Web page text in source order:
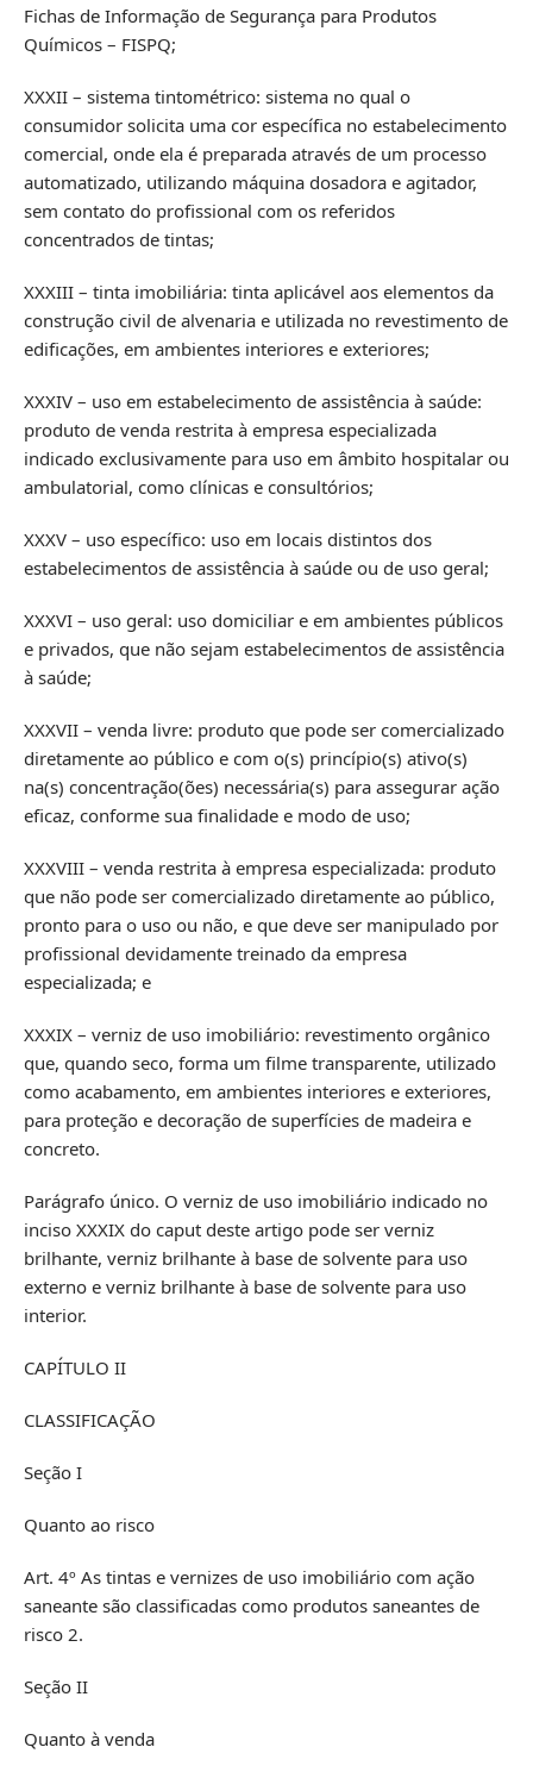
Fichas de Informação de Segurança para Produtos
Químicos – FISPQ;
XXXII – sistema tintométrico: sistema no qual o
consumidor solicita uma cor específica no estabelecimento
comercial, onde ela é preparada através de um processo
automatizado, utilizando máquina dosadora e agitador,
sem contato do profissional com os referidos
concentrados de tintas;
XXXIII – tinta imobiliária: tinta aplicável aos elementos da
construção civil de alvenaria e utilizada no revestimento de
edificações, em ambientes interiores e exteriores;
XXXIV – uso em estabelecimento de assistência à saúde:
produto de venda restrita à empresa especializada
indicado exclusivamente para uso em âmbito hospitalar ou
ambulatorial, como clínicas e consultórios;
XXXV – uso específico: uso em locais distintos dos
estabelecimentos de assistência à saúde ou de uso geral;
XXXVI – uso geral: uso domiciliar e em ambientes públicos
e privados, que não sejam estabelecimentos de assistência
à saúde;
XXXVII – venda livre: produto que pode ser comercializado
diretamente ao público e com o(s) princípio(s) ativo(s)
na(s) concentração(ões) necessária(s) para assegurar ação
eficaz, conforme sua finalidade e modo de uso;
XXXVIII – venda restrita à empresa especializada: produto
que não pode ser comercializado diretamente ao público,
pronto para o uso ou não, e que deve ser manipulado por
profissional devidamente treinado da empresa
especializada; e
XXXIX – verniz de uso imobiliário: revestimento orgânico
que, quando seco, forma um filme transparente, utilizado
como acabamento, em ambientes interiores e exteriores,
para proteção e decoração de superfícies de madeira e
concreto.
Parágrafo único. O verniz de uso imobiliário indicado no
inciso XXXIX do caput deste artigo pode ser verniz
brilhante, verniz brilhante à base de solvente para uso
externo e verniz brilhante à base de solvente para uso
interior.
CAPÍTULO II
CLASSIFICAÇÃO
Seção I
Quanto ao risco
Art. 4º As tintas e vernizes de uso imobiliário com ação
saneante são classificadas como produtos saneantes de
risco 2.
Seção II
Quanto à venda